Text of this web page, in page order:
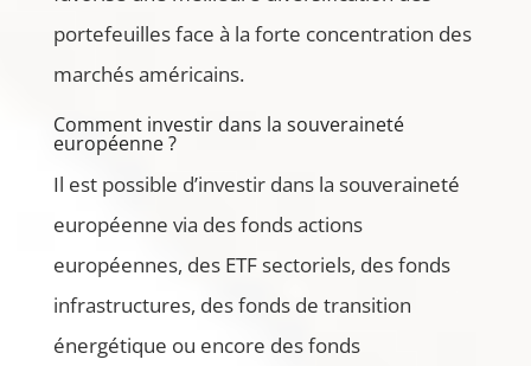
portefeuilles face à la forte concentration des
marchés américains.
Comment investir dans la souveraineté
européenne ?
Il est possible d’investir dans la souveraineté
européenne via des fonds actions
européennes, des ETF sectoriels, des fonds
infrastructures, des fonds de transition
énergétique ou encore des fonds